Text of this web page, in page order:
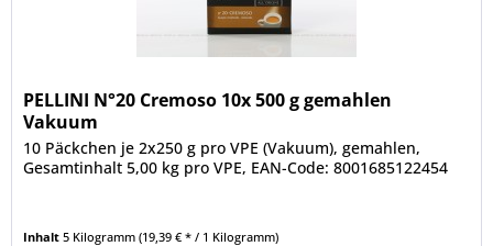
PELLINI N°20 Cremoso 10x 500 g gemahlen
Vakuum
10 Päckchen je 2x250 g pro VPE (Vakuum), gemahlen,
Gesamtinhalt 5,00 kg pro VPE, EAN-Code: 8001685122454
Inhalt5 Kilogramm(19,39 € * / 1 Kilogramm)